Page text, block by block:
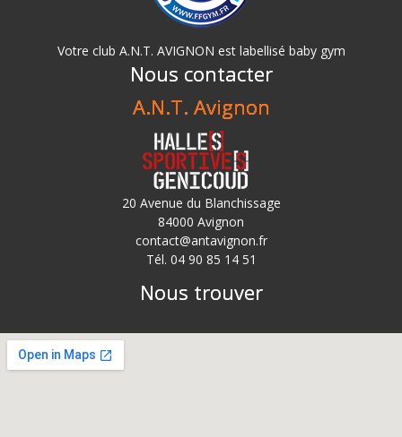
Votre club A.N.T. AVIGNON est labellisé baby gym
Nous contacter
A.N.T. Avignon
20 Avenue du Blanchissage
84000 Avignon
contact@antavignon.fr
Tél. 04 90 85 14 51
Nous trouver